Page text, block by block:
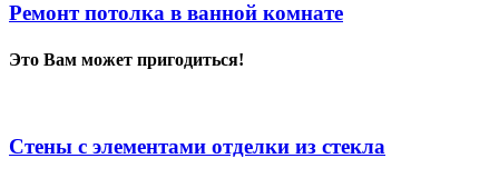
Ремонт потолка в ванной комнате
Это Вам может пригодиться!
Стены с элементами отделки из стекла